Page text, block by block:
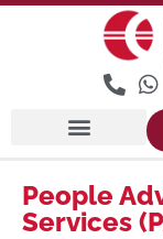
People
Services